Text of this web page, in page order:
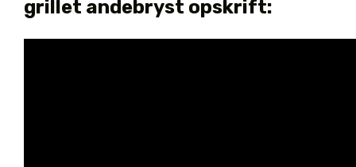
grillet andebryst opskrift: